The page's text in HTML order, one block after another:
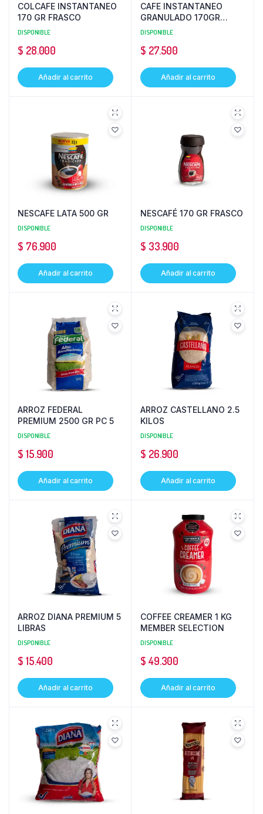
COLCAFE INSTANTANEO
170 GR FRASCO
DISPONIBLE
$ 28.000
Añadir al carrito
CAFE INSTANTANEO
GRANULADO 170GR
TOSTAO
DISPONIBLE
$ 27.500
Añadir al carrito
NESCAFE LATA 500 GR
DISPONIBLE
$ 76.900
Añadir al carrito
NESCAFÉ 170 GR FRASCO
DISPONIBLE
$ 33.900
Añadir al carrito
ARROZ FEDERAL
PREMIUM 2500 GR PC 5
DISPONIBLE
$ 15.900
Añadir al carrito
ARROZ CASTELLANO 2.5
KILOS
DISPONIBLE
$ 26.900
Añadir al carrito
ARROZ DIANA PREMIUM 5
LIBRAS
DISPONIBLE
$ 15.400
Añadir al carrito
COFFEE CREAMER 1 KG
MEMBER SELECTION
DISPONIBLE
$ 49.300
Añadir al carrito